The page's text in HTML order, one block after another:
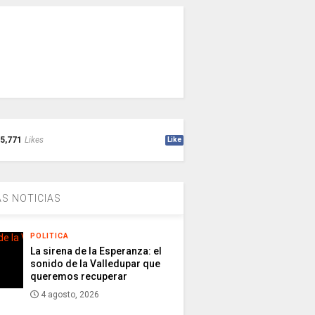
5,771 Likes Like
NOTICIAS
POLITICA
La sirena de la Esperanza: el
sonido de la Valledupar que
queremos recuperar
4 agosto, 2026